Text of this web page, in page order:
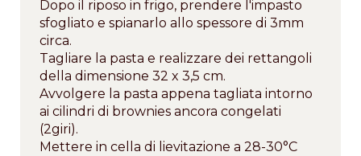
Dopo il riposo in frigo, prendere l'impasto
sfogliato e spianarlo allo spessore di 3mm
circa.
Tagliare la pasta e realizzare dei rettangoli
della dimensione 32 x 3,5 cm.
Avvolgere la pasta appena tagliata intorno
ai cilindri di brownies ancora congelati
(2giri).
Mettere in cella di lievitazione a 28-30°C